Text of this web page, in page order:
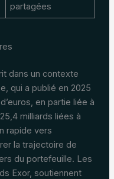
partagées
dans un contexte
qui a publié en 2025
en partie liée à
milliards liées à
rapide vers
la trajectoire de
du portefeuille. Les
Exor, soutiennent